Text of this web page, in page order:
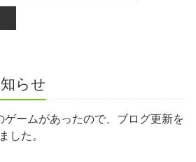
らせ
ゲームがあったので、ブログ更新を
した。